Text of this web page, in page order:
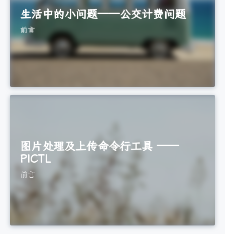
生活中的小问题——公交计费问题
前言
图片处理及上传命令行工具 ——
PICTL
前言